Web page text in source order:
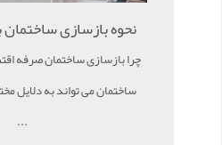
نحوه بازسازی
چرا بازسازی ساختمان صرفه
ساختمان می تواند به دلایل
...